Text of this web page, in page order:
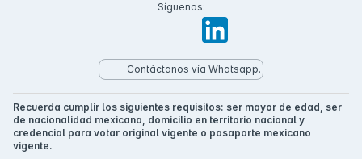
Síguenos:
Contáctanos vía Whatsapp.
Recuerda cumplir los siguientes requisitos: ser mayor de edad, ser
de nacionalidad mexicana, domicilio en territorio nacional y
credencial para votar original vigente o pasaporte mexicano
vigente.